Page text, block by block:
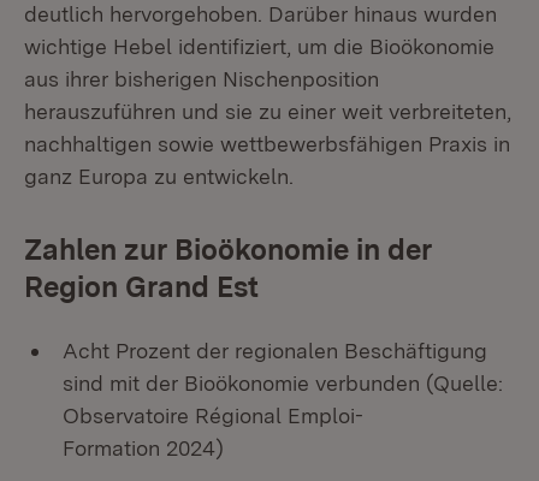
deutlich hervorgehoben. Darüber hinaus wurden
wichtige Hebel identifiziert, um die Bioökonomie
aus ihrer bisherigen Nischenposition
herauszuführen und sie zu einer weit verbreiteten,
nachhaltigen sowie wettbewerbsfähigen Praxis in
ganz Europa zu entwickeln.
Zahlen zur Bioökonomie in der
Region Grand Est
Acht Prozent der regionalen Beschäftigung
sind mit der Bioökonomie verbunden (Quelle:
Observatoire Régional Emploi-
Formation 2024)